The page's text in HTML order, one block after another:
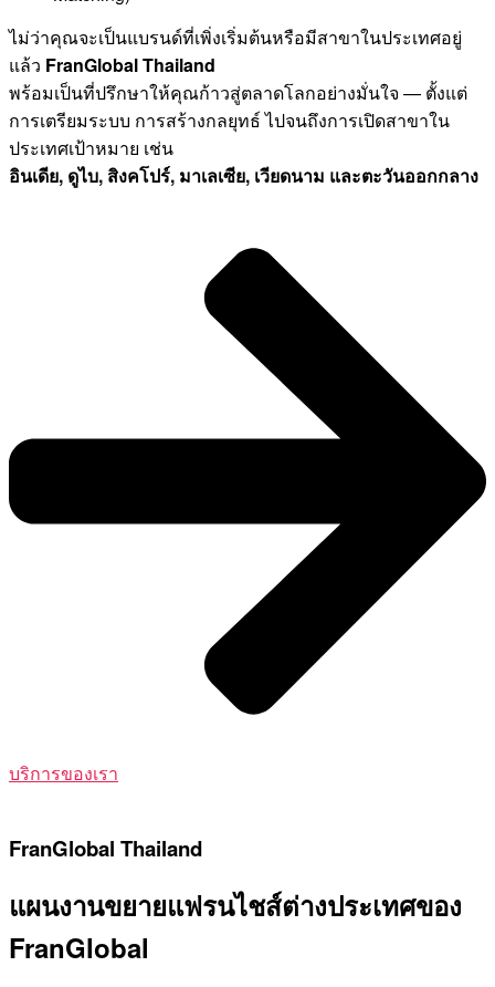
ไม่ว่าคุณจะเป็นแบรนด์ที่เพิ่งเริ่มต้นหรือมีสาขาในประเทศอยู่
แล้ว FranGlobal Thailand
พร้อมเป็นที่ปรึกษาให้คุณก้าวสู่ตลาดโลกอย่างมั่นใจ — ตั้งแต่
การเตรียมระบบ การสร้างกลยุทธ์ ไปจนถึงการเปิดสาขาใน
ประเทศเป้าหมาย เช่น
อินเดีย, ดูไบ, สิงคโปร์, มาเลเซีย, เวียดนาม และตะวันออกกลาง
บริการของเรา
FranGlobal Thailand
แผนงานขยายแฟรนไชส์ต่างประเทศของ
FranGlobal